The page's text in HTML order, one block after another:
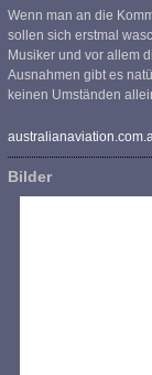
Wenn man an die
sollen sich erstmal
Musiker und vor allem
Ausnahmen gibt es
keinen Umständen
Bilder